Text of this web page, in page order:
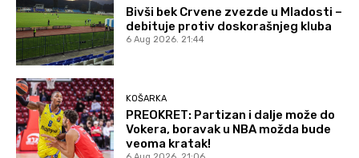
Bivši bek Crvene zvezde u Mladosti –
debituje protiv doskorašnjeg kluba
6 Aug 2026. 21:44
KOŠARKA
PREOKRET: Partizan i dalje može do
Vokera, boravak u NBA možda bude
veoma kratak!